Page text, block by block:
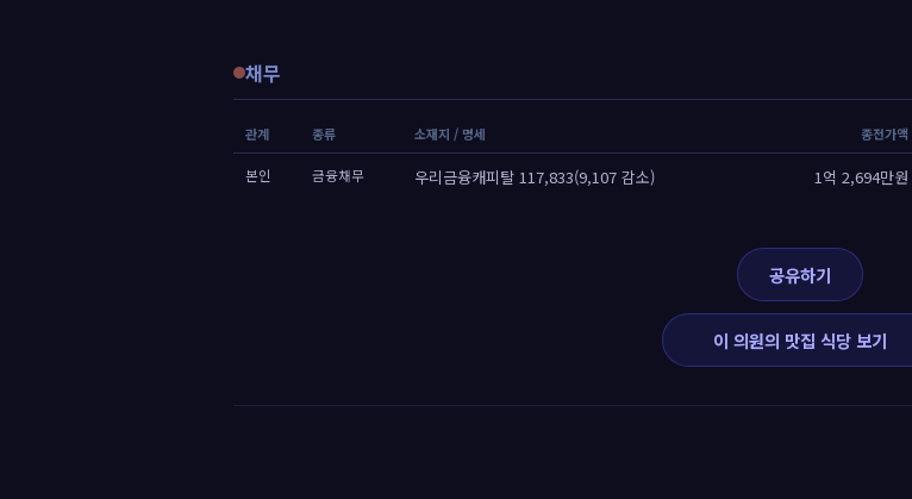
채무
관계 종류 소재지 / 명세 종전가액
본인 금융채무 우리금융캐피탈 117,833(9,107 감소) 1억 2,694만원
공유하기
이 의원의 맛집 식당 보기